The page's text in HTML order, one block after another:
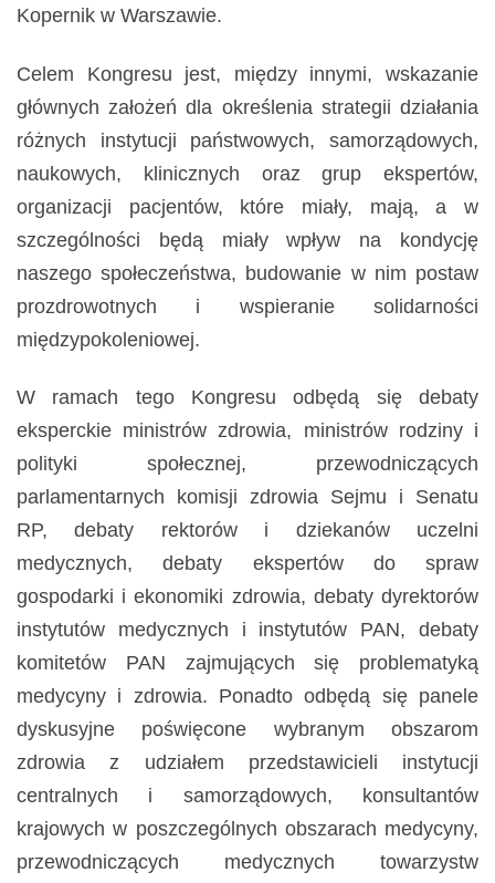
Kopernik w Warszawie.
Celem Kongresu jest, między innymi, wskazanie
głównych założeń dla określenia strategii działania
różnych instytucji państwowych, samorządowych,
naukowych, klinicznych oraz grup ekspertów,
organizacji pacjentów, które miały, mają, a w
szczególności będą miały wpływ na kondycję
naszego społeczeństwa, budowanie w nim postaw
prozdrowotnych i wspieranie solidarności
międzypokoleniowej.
W ramach tego Kongresu odbędą się debaty
eksperckie ministrów zdrowia, ministrów rodziny i
polityki społecznej, przewodniczących
parlamentarnych komisji zdrowia Sejmu i Senatu
RP, debaty rektorów i dziekanów uczelni
medycznych, debaty ekspertów do spraw
gospodarki i ekonomiki zdrowia, debaty dyrektorów
instytutów medycznych i instytutów PAN, debaty
komitetów PAN zajmujących się problematyką
medycyny i zdrowia. Ponadto odbędą się panele
dyskusyjne poświęcone wybranym obszarom
zdrowia z udziałem przedstawicieli instytucji
centralnych i samorządowych, konsultantów
krajowych w poszczególnych obszarach medycyny,
przewodniczących medycznych towarzystw